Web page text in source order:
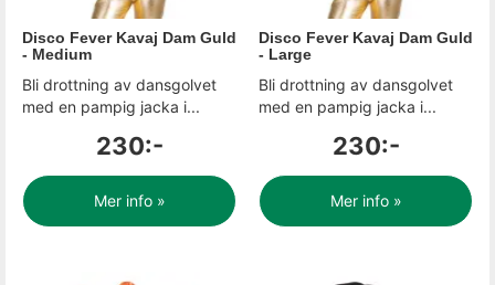
Disco Fever Kavaj Dam Guld
- Medium
Bli drottning av dansgolvet
med en pampig jacka i...
230:-
Mer info »
Disco Fever Kavaj Dam Guld
- Large
Bli drottning av dansgolvet
med en pampig jacka i...
230:-
Mer info »